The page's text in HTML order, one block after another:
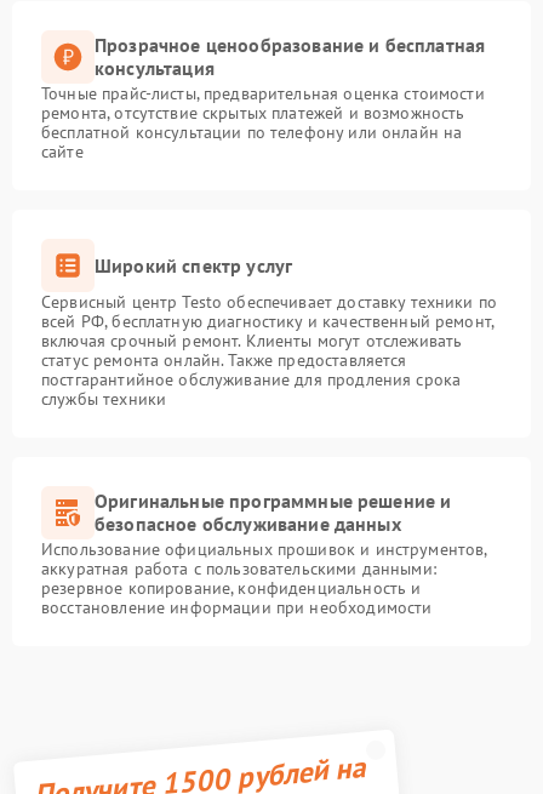
Прозрачное ценообразование и бесплатная
консультация
Точные прайс-листы, предварительная оценка стоимости
ремонта, отсутствие скрытых платежей и возможность
бесплатной консультации по телефону или онлайн на
сайте
Широкий спектр услуг
Сервисный центр Testo обеспечивает доставку техники по
всей РФ, бесплатную диагностику и качественный ремонт,
включая срочный ремонт. Клиенты могут отслеживать
статус ремонта онлайн. Также предоставляется
постгарантийное обслуживание для продления срока
службы техники
Оригинальные программные решение и
безопасное обслуживание данных
Использование официальных прошивок и инструментов,
аккуратная работа с пользовательскими данными:
резервное копирование, конфиденциальность и
восстановление информации при необходимости